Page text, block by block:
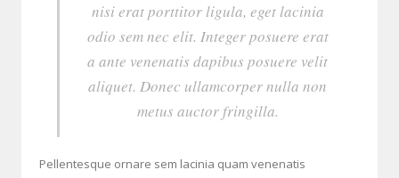
nisi erat porttitor ligula, eget lacinia
odio sem nec elit. Integer posuere erat
a ante venenatis dapibus posuere velit
aliquet. Donec ullamcorper nulla non
metus auctor fringilla.
Pellentesque ornare sem lacinia quam venenatis